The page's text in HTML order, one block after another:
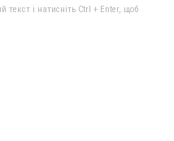
текст і натисніть Ctrl + Enter, щоб